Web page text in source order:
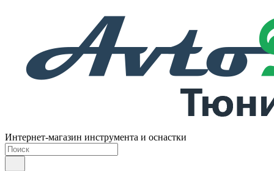
Интернет-магазин инструмента и оснастки